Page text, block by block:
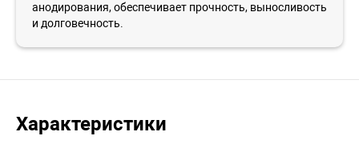
анодирования, обеспечивает прочность, выносливость
и долговечность.
Характеристики